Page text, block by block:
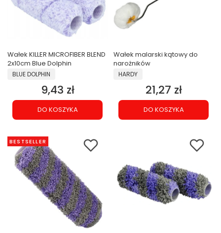
Wałek KILLER MICROFIBER BLEND
2x10cm Blue Dolphin
PRODUCENT
BLUE DOLPHIN
Cena
9,43 zł
DO KOSZYKA
Wałek malarski kątowy do
narożników
PRODUCENT
HARDY
Cena
21,27 zł
DO KOSZYKA
BESTSELLER